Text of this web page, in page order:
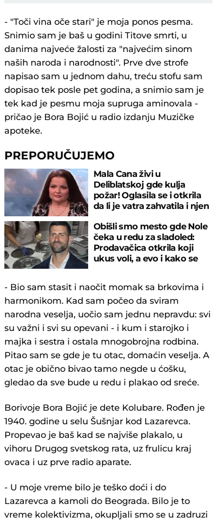
- "Toči vina oče stari" je moja ponos pesma.
Snimio sam je baš u godini Titove smrti, u
danima najveće žalosti za "najvećim sinom
naših naroda i narodnosti". Prve dve strofe
napisao sam u jednom dahu, treću stofu sam
dopisao tek posle pet godina, a snimio sam je
tek kad je pesmu moja supruga aminovala -
pričao je Bora Bojić u radio izdanju Muzičke
apoteke.
PREPORUČUJEMO
Mala Cana živi u
Deliblatskoj gde kulja
požar! Oglasila se i otkrila
da li je vatra zahvatila i njen
Obišli smo mesto gde Nole
čeka u redu za sladoled:
Prodavačica otkrila koji
ukus voli, a evo i kako se
- Bio sam stasit i naočit momak sa brkovima i
harmonikom. Kad sam počeo da sviram
narodna veselja, uočio sam jednu nepravdu: svi
su važni i svi su opevani - i kum i starojko i
majka i sestra i ostala mnogobrojna rodbina.
Pitao sam se gde je tu otac, domaćin veselja. A
otac je obično bivao tamo negde u ćošku,
gledao da sve bude u redu i plakao od sreće.
Borivoje Bora Bojić je dete Kolubare. Rođen je
1940. godine u selu Šušnjar kod Lazarevca.
Propevao je baš kad se najviše plakalo, u
vihoru Drugog svetskog rata, uz frulicu kraj
ovaca i uz prve radio aparate.
- U moje vreme bilo je teško doći i do
Lazarevca a kamoli do Beograda. Bilo je to
vreme kolektivizma, okupljali smo se u zadruzi